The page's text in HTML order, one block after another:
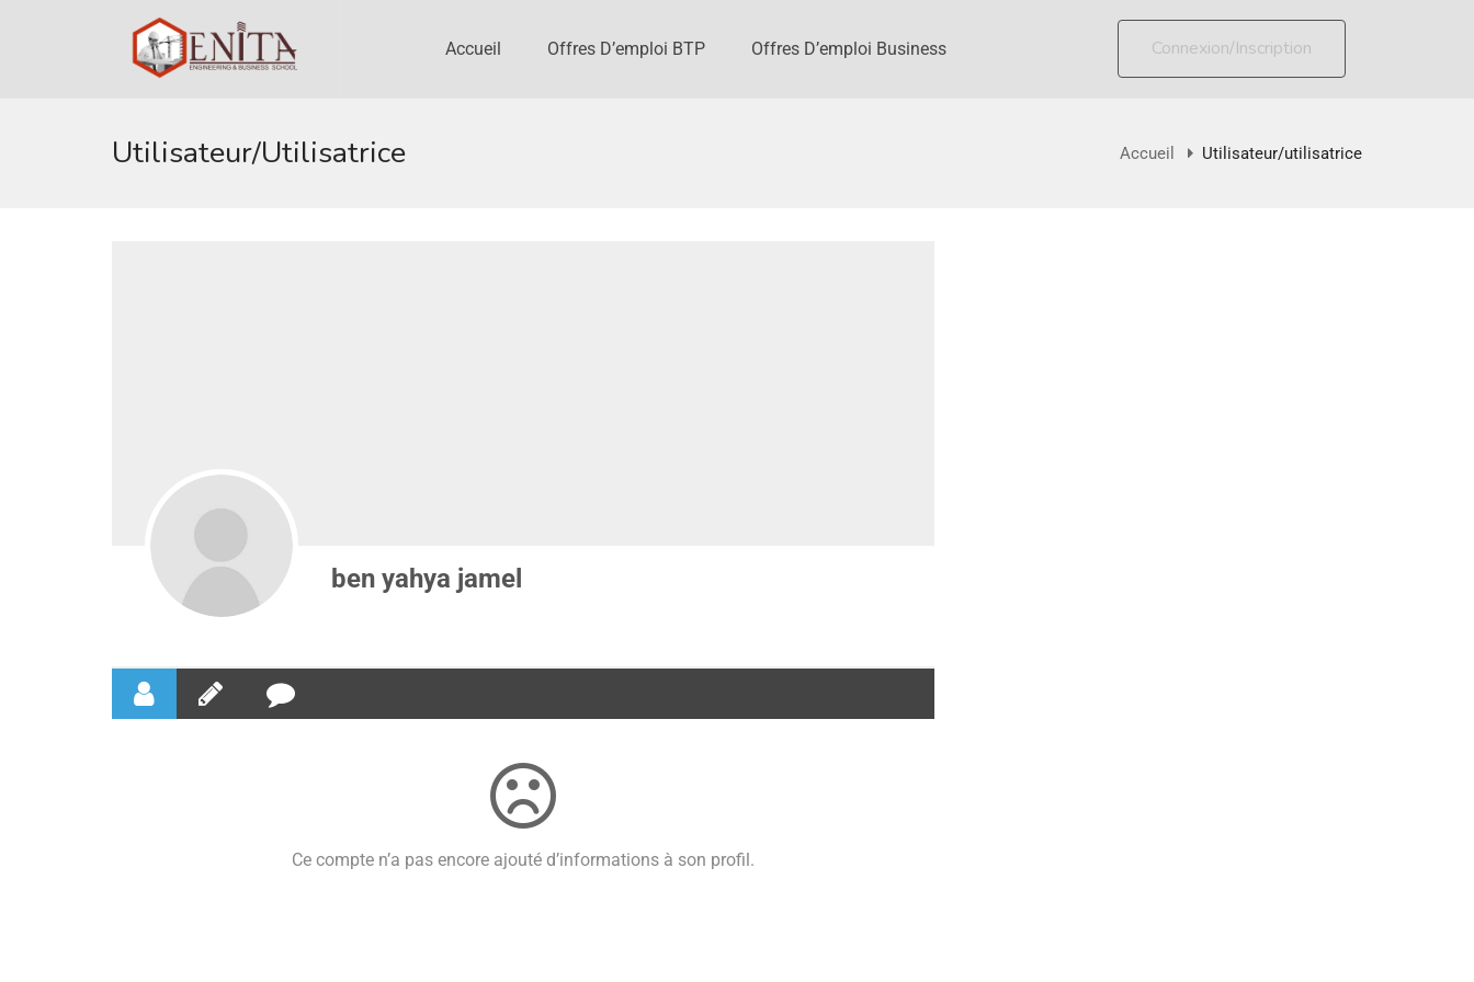
Accueil Offres D’emploi BTP Offres D’emploi Business Connexion/Inscription
Utilisateur/utilisatrice Accueil Utilisateur/utilisatrice
ben yahya jamel
Ce compte n’a pas encore ajouté d’informations à son profil.